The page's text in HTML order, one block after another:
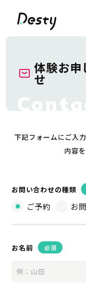
体験お
せ
下記フォームにご入
内容
お問い合わせの種類
ご予約 お
お名前 必須